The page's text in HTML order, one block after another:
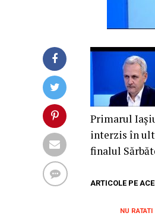
Primarul
interzis în
finalul
ARTICOLE PE
NU RATATI